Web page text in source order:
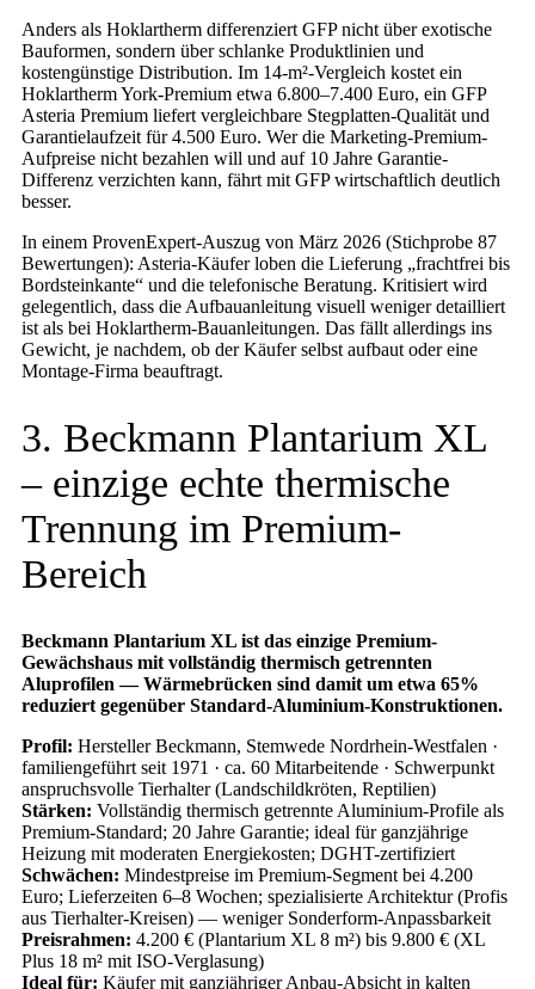
Anders als Hoklartherm differenziert GFP nicht über exotische
Bauformen, sondern über schlanke Produktlinien und
kostengünstige Distribution. Im 14-m²-Vergleich kostet ein
Hoklartherm York-Premium etwa 6.800–7.400 Euro, ein GFP
Asteria Premium liefert vergleichbare Stegplatten-Qualität und
Garantielaufzeit für 4.500 Euro. Wer die Marketing-Premium-
Aufpreise nicht bezahlen will und auf 10 Jahre Garantie-
Differenz verzichten kann, fährt mit GFP wirtschaftlich deutlich
besser.
In einem ProvenExpert-Auszug von März 2026 (Stichprobe 87
Bewertungen): Asteria-Käufer loben die Lieferung „frachtfrei bis
Bordsteinkante“ und die telefonische Beratung. Kritisiert wird
gelegentlich, dass die Aufbauanleitung visuell weniger detailliert
ist als bei Hoklartherm-Bauanleitungen. Das fällt allerdings ins
Gewicht, je nachdem, ob der Käufer selbst aufbaut oder eine
Montage-Firma beauftragt.
3. Beckmann Plantarium XL
– einzige echte thermische
Trennung im Premium-
Bereich
Beckmann Plantarium XL ist das einzige Premium-
Gewächshaus mit vollständig thermisch getrennten
Aluprofilen — Wärmebrücken sind damit um etwa 65%
reduziert gegenüber Standard-Aluminium-Konstruktionen.
Profil: Hersteller Beckmann, Stemwede Nordrhein-Westfalen ·
familiengeführt seit 1971 · ca. 60 Mitarbeitende · Schwerpunkt
anspruchsvolle Tierhalter (Landschildkröten, Reptilien)
Stärken: Vollständig thermisch getrennte Aluminium-Profile als
Premium-Standard; 20 Jahre Garantie; ideal für ganzjährige
Heizung mit moderaten Energiekosten; DGHT-zertifiziert
Schwächen: Mindestpreise im Premium-Segment bei 4.200
Euro; Lieferzeiten 6–8 Wochen; spezialisierte Architektur (Profis
aus Tierhalter-Kreisen) — weniger Sonderform-Anpassbarkeit
Preisrahmen: 4.200 € (Plantarium XL 8 m²) bis 9.800 € (XL
Plus 18 m² mit ISO-Verglasung)
Ideal für: Käufer mit ganzjähriger Anbau-Absicht in kalten